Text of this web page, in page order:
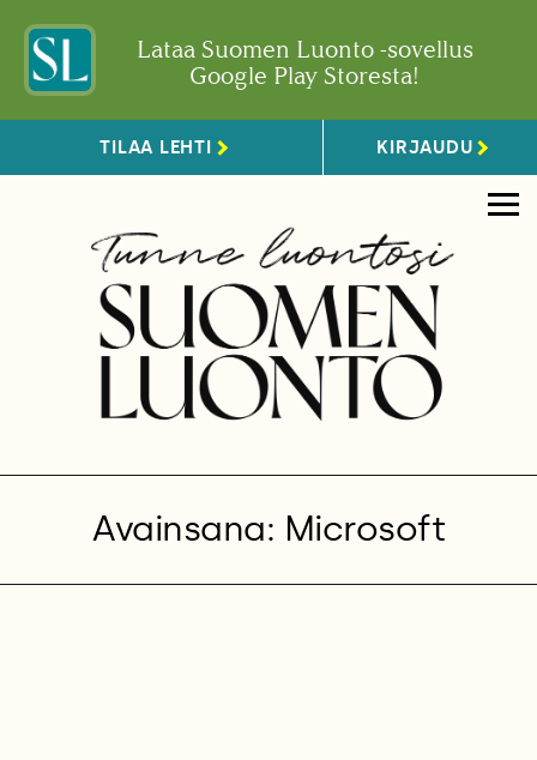
Lataa Suomen Luonto -sovellus
Google Play Storesta!
TILAA LEHTI KIRJAUDU
Avainsana: Microsoft